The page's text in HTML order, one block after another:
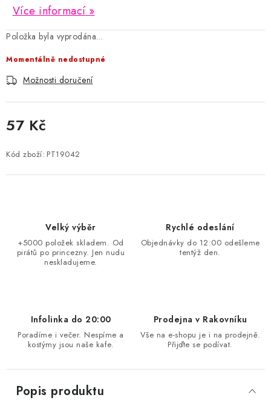
Více informací
Položka byla vyprodána…
Momentálně nedostupné
Možnosti doručení
57 Kč
Kód zboží: PT19042
Velký výběr
+5000 položek skladem. Od
pirátů po princezny. Jen nudu
neskladujeme.
Rychlé odeslání
Objednávky do 12:00 odešleme
tentýž den.
Infolinka do 20:00
Poradíme i večer. Nespíme a
kostýmy jsou naše kafe.
Prodejna v Rakovníku
Vše na e-shopu je i na prodejně.
Přijďte se podívat.
Popis produktu